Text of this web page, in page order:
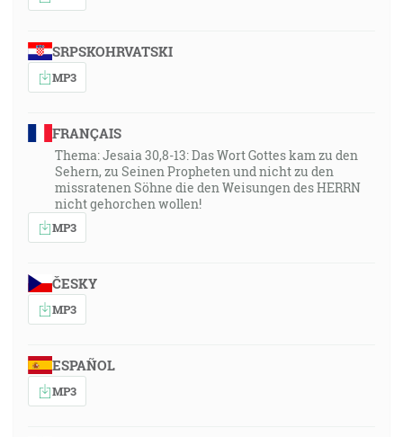
SRPSKOHRVATSKI
MP3
FRANÇAIS
Thema: Jesaia 30,8-13: Das Wort Gottes kam zu den
Sehern, zu Seinen Propheten und nicht zu den
missratenen Söhne die den Weisungen des HERRN
nicht gehorchen wollen!
MP3
ČESKY
MP3
ESPAÑOL
MP3